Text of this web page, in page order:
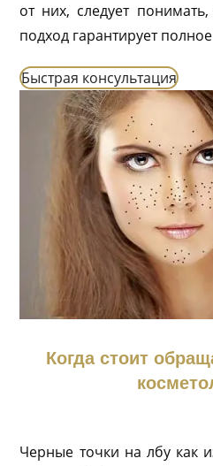
от них, следует
подход гарантирует
Быстрая консультация
Когда стоит
Черные точки на лбу как